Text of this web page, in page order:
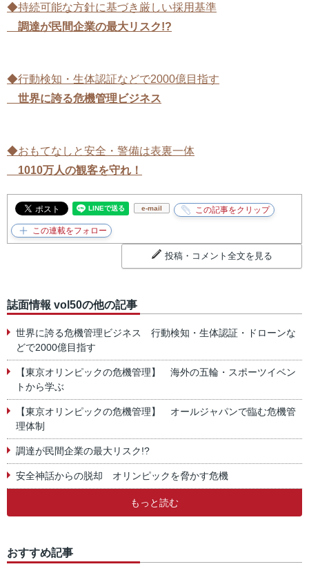
◆持続可能な方針に基づき厳しい採用基準
調達が民間企業の最大リスク!?
◆行動検知・生体認証などで2000億目指す
世界に誇る危機管理ビジネス
◆おもてなしと安全・警備は表裏一体
1010万人の観客を守れ！
e-mail
投稿・コメント全文を見る
誌面情報 vol50の他の記事
世界に誇る危機管理ビジネス 行動検知・生体認証・ドローンな
どで2000億目指す
【東京オリンピックの危機管理】 海外の五輪・スポーツイベン
トから学ぶ
【東京オリンピックの危機管理】 オールジャパンで臨む危機管
理体制
調達が民間企業の最大リスク!?
安全神話からの脱却 オリンピックを脅かす危機
もっと読む
おすすめ記事